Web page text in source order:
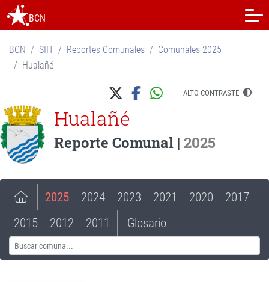
BCN
BCN SIIT Reportes Comunales
Comunales 2025
Hualañé
ALTO CONTRASTE
Hualañé
Reporte Comunal | 2025
2025 2024 2023 2021 2020
2017
2015
2012 2011 Glosario